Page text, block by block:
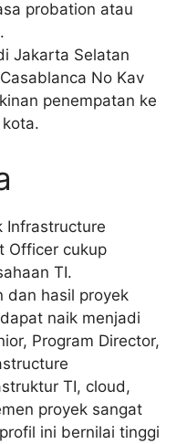
probation atau
Jakarta Selatan
No Kav
penempatan ke
Infrastructure
Officer cukup
TI.
dan hasil proyek
naik menjadi
Program Director,
TI, cloud,
proyek sangat
ini bernilai tinggi